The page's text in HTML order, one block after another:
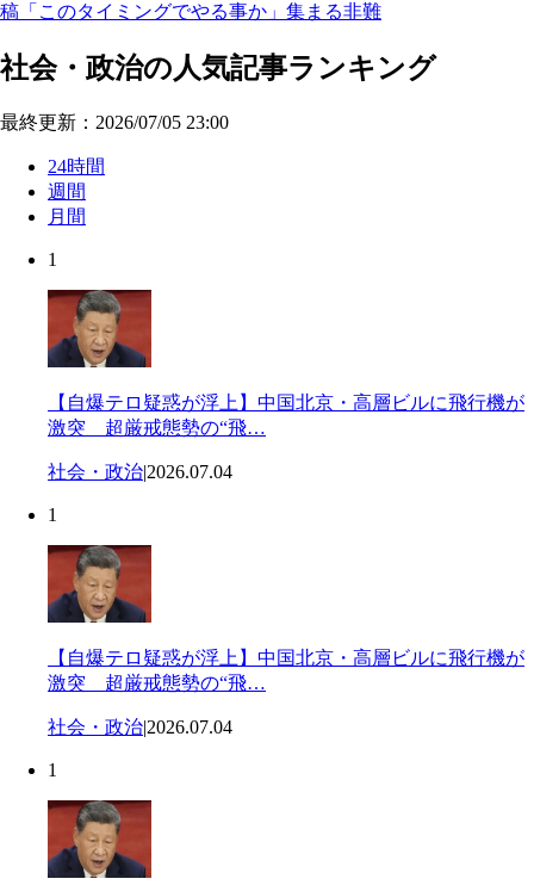
稿「このタイミングでやる事か」集まる非難
社会・政治の人気記事ランキング
最終更新：2026/07/05 23:00
24時間
週間
月間
1
【自爆テロ疑惑が浮上】中国北京・高層ビルに飛行機が
激突 超厳戒態勢の“飛…
社会・政治|2026.07.04
1
【自爆テロ疑惑が浮上】中国北京・高層ビルに飛行機が
激突 超厳戒態勢の“飛…
社会・政治|2026.07.04
1